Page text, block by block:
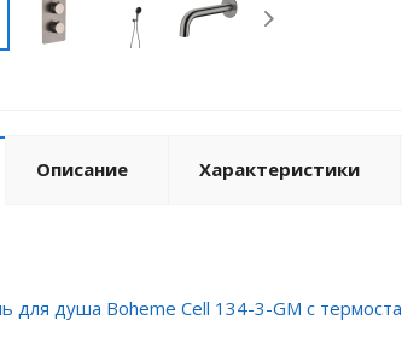
Описание Характеристики
для душа Boheme Cell 134-3-GM с